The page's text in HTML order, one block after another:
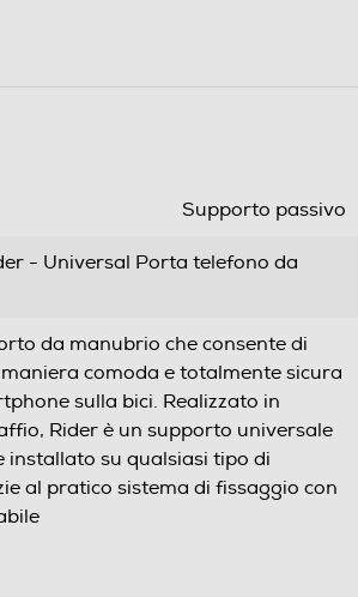
Supporto passivo
- Universal Porta telefono da
da manubrio che consente di
comoda e totalmente sicura
sulla bici. Realizzato in
Rider è un supporto universale
installato su qualsiasi tipo di
al pratico sistema di fissaggio con